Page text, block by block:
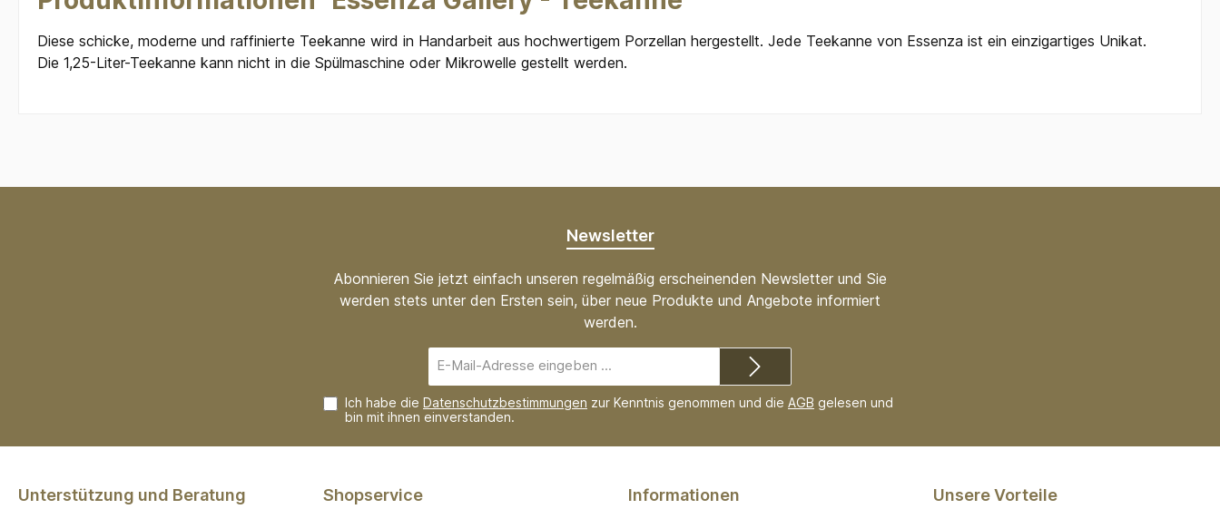
Diese schicke, moderne und raffinierte Teekanne wird in Handarbeit aus hochwertigem Porzellan hergestellt. Jede Teekanne von Essenza ist ein einzigartiges Unikat.
Die 1,25-Liter-Teekanne kann nicht in die Spülmaschine oder Mikrowelle gestellt werden.
Newsletter
Abonnieren Sie jetzt einfach unseren regelmäßig erscheinenden Newsletter und Sie
werden stets unter den Ersten sein, über neue Produkte und Angebote informiert
werden.
Mail-
Adresse*
Ich habe die Datenschutzbestimmungen zur Kenntnis genommen und die AGB gelesen und
bin mit ihnen einverstanden.
Unterstützung und Beratung
Shopservice Informationen Unsere Vorteile